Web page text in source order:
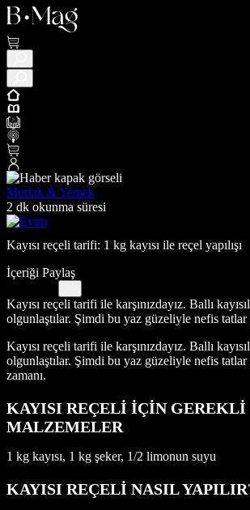
Mutfak & Yemek
2 dk okunma süresi
Kayısı reçeli tarifi: 1 kg kayısı ile reçel yapılışı
İçeriği Paylaş
Kayısı reçeli tarifi ile karşınızdayız. Ballı
olgunlaştılar. Şimdi bu yaz güzeliyle nefis tatlar
Kayısı reçeli tarifi ile karşınızdayız. Ballı
olgunlaştılar. Şimdi bu yaz güzeliyle nefis tatlar
zamanı.
KAYISI REÇELİ İÇİN GEREKLİ
MALZEMELER
1 kg kayısı, 1 kg şeker, 1/2 limonun suyu
KAYISI REÇELİ NASIL